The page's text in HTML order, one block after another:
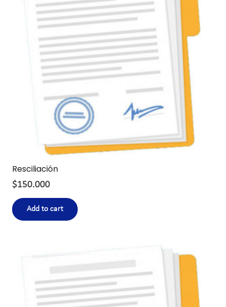
Resciliación
$150.000
Add to cart